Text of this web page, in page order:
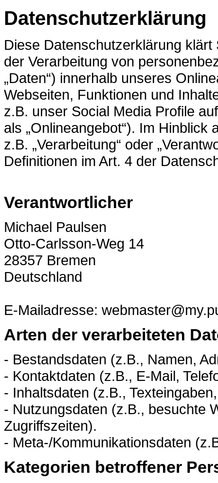
Datenschutzerklärung
Diese Datenschutzerklärung
der Verarbeitung von
„Daten“) innerhalb unseres
Webseiten, Funktionen und
z.B. unser Social Media Profile
als „Onlineangebot“). Im
z.B. „Verarbeitung“ oder
Definitionen im Art. 4 der
Verantwortlicher
Michael Paulsen
Otto-Carlsson-Weg 14
28357 Bremen
Deutschland
E-Mailadresse:
Arten der verarbeiteten
- Bestandsdaten (z.B., Namen,
- Kontaktdaten (z.B., E-Mail,
- Inhaltsdaten (z.B.,
- Nutzungsdaten (z.B., besuchte
Zugriffszeiten).
- Meta-/Kommunikationsdaten
Kategorien betroffener